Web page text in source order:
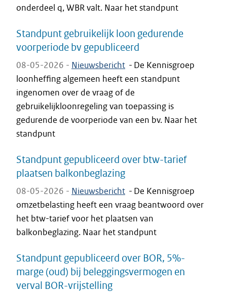
onderdeel q, WBR valt. Naar het standpunt
Standpunt gebruikelijk loon gedurende
voorperiode bv gepubliceerd
08-05-2026 - Nieuwsbericht - De Kennisgroep
loonheffing algemeen heeft een standpunt
ingenomen over de vraag of de
gebruikelijkloonregeling van toepassing is
gedurende de voorperiode van een bv. Naar het
standpunt
Standpunt gepubliceerd over btw-tarief
plaatsen balkonbeglazing
08-05-2026 - Nieuwsbericht - De Kennisgroep
omzetbelasting heeft een vraag beantwoord over
het btw-tarief voor het plaatsen van
balkonbeglazing. Naar het standpunt
Standpunt gepubliceerd over BOR, 5%-
marge (oud) bij beleggingsvermogen en
verval BOR-vrijstelling